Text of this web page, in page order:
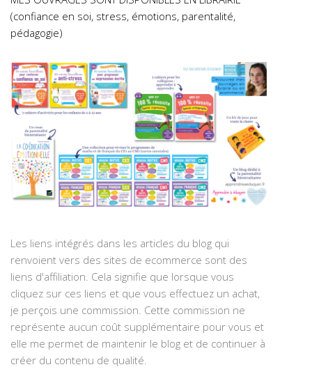
(confiance en soi, stress, émotions, parentalité,
pédagogie)
Les liens intégrés dans les articles du blog qui
renvoient vers des sites de ecommerce sont des
liens d'affiliation. Cela signifie que lorsque vous
cliquez sur ces liens et que vous effectuez un achat,
je perçois une commission. Cette commission ne
représente aucun coût supplémentaire pour vous et
elle me permet de maintenir le blog et de continuer à
créer du contenu de qualité.